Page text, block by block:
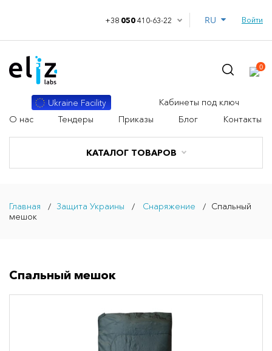
+38 050410-63-22 Войти
КАТАЛОГ ТОВАРОВ
Ukraine Facility
Кабинеты под ключ
О нас
Тендеры Приказы Блог Контакты
0
Главная Защита Украины Снаряжение
Спальный
мешок
Спальный мешок